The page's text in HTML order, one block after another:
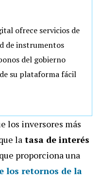
ofrece servicios de
de instrumentos
del gobierno
su plataforma fácil
los inversores más
la tasa de interés
proporciona una
los retornos de la